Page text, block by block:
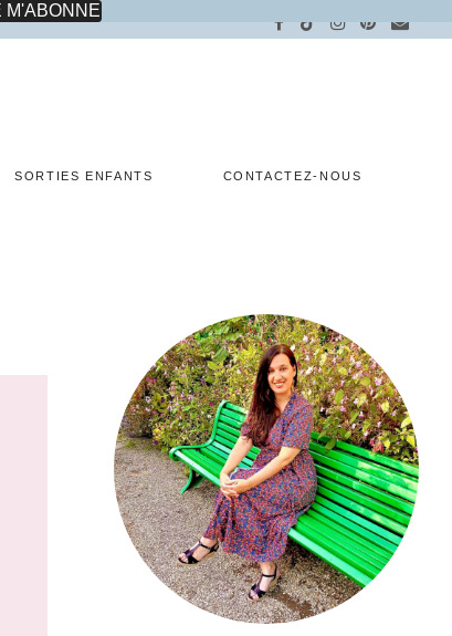
SORTIES ENFANTS CONTACTEZ-NOUS